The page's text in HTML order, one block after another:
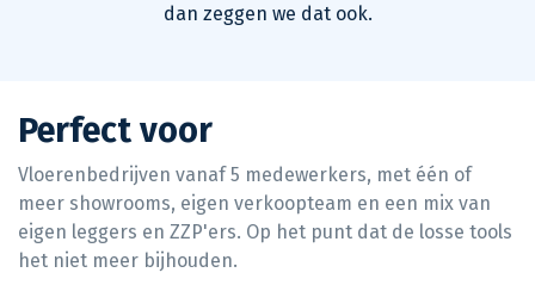
dan zeggen we dat ook.
Perfect voor
Vloerenbedrijven vanaf 5 medewerkers, met één of
meer showrooms, eigen verkoopteam en een mix van
eigen leggers en ZZP'ers. Op het punt dat de losse tools
het niet meer bijhouden.